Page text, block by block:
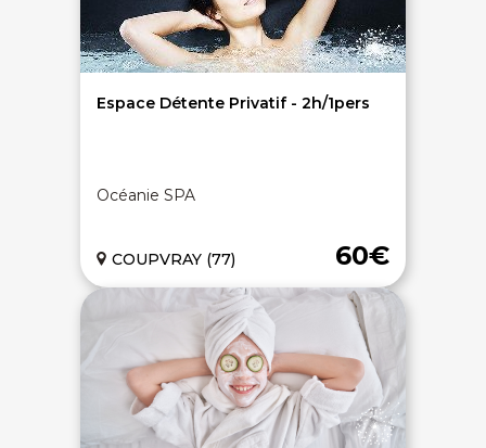
Espace Détente Privatif - 2h/1pers
Océanie SPA
60€
COUPVRAY (77)